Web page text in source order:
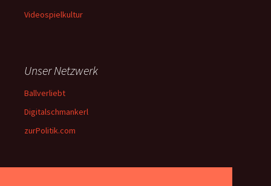
Videospielkultur
Unser Netzwerk
Ballverliebt
Digitalschmankerl
zurPolitik.com